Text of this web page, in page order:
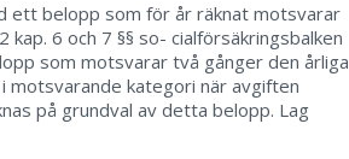
ett belopp som för år räknat motsvarar
6 och 7 §§ so- cialförsäkringsbalken
som motsvarar två gånger den årliga
motsvarande kategori när avgiften
på grundval av detta belopp. Lag